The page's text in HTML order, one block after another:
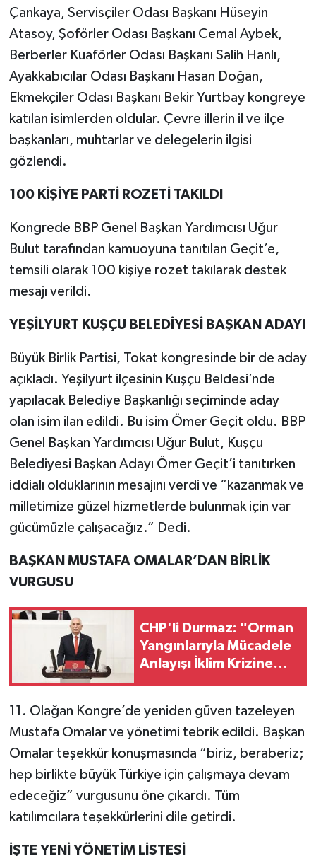
Çankaya, Servisçiler Odası Başkanı Hüseyin
Atasoy, Şoförler Odası Başkanı Cemal Aybek,
Berberler Kuaförler Odası Başkanı Salih Hanlı,
Ayakkabıcılar Odası Başkanı Hasan Doğan,
Ekmekçiler Odası Başkanı Bekir Yurtbay kongreye
katılan isimlerden oldular. Çevre illerin il ve ilçe
başkanları, muhtarlar ve delegelerin ilgisi
gözlendi.
100 KİŞİYE PARTİ ROZETİ TAKILDI
Kongrede BBP Genel Başkan Yardımcısı Uğur
Bulut tarafından kamuoyuna tanıtılan Geçit’e,
temsili olarak 100 kişiye rozet takılarak destek
mesajı verildi.
YEŞİLYURT KUŞÇU BELEDİYESİ BAŞKAN ADAYI
Büyük Birlik Partisi, Tokat kongresinde bir de aday
açıkladı. Yeşilyurt ilçesinin Kuşçu Beldesi’nde
yapılacak Belediye Başkanlığı seçiminde aday
olan isim ilan edildi. Bu isim Ömer Geçit oldu. BBP
Genel Başkan Yardımcısı Uğur Bulut, Kuşçu
Belediyesi Başkan Adayı Ömer Geçit’i tanıtırken
iddialı olduklarının mesajını verdi ve “kazanmak ve
milletimize güzel hizmetlerde bulunmak için var
gücümüzle çalışacağız.” Dedi.
BAŞKAN MUSTAFA OMALAR’DAN BİRLİK
VURGUSU
CHP'li Durmaz: "Orman
Yangınlarıyla Mücadele
Anlayışı İklim Krizine
11. Olağan Kongre’de yeniden güven tazeleyen
Mustafa Omalar ve yönetimi tebrik edildi. Başkan
Omalar teşekkür konuşmasında “biriz, beraberiz;
hep birlikte büyük Türkiye için çalışmaya devam
edeceğiz” vurgusunu öne çıkardı. Tüm
katılımcılara teşekkürlerini dile getirdi.
İŞTE YENİ YÖNETİM LİSTESİ